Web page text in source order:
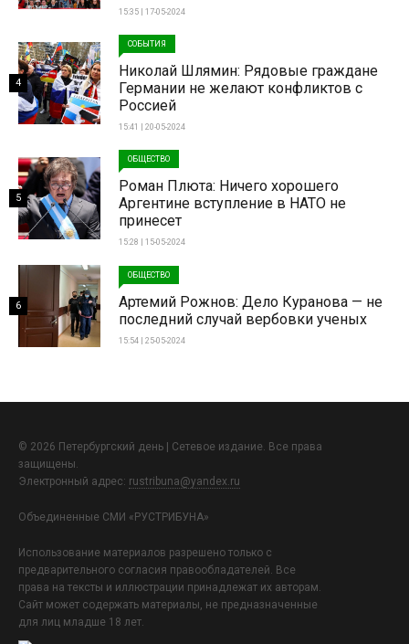
15:35 | 17-05-2024
СОБЫТИЯ
Николай Шлямин: Рядовые граждане
Германии не желают конфликтов с
Россией
15:41 | 20-05-2024
4
ОБЩЕСТВО
Роман Плюта: Ничего хорошего
Аргентине вступление в НАТО не
принесет
15:28 | 15-05-2024
5
ОБЩЕСТВО
Артемий Рожнов: Дело Куранова — не
последний случай вербовки ученых
15:54 | 25-05-2024
6
© 2026 Петербургский день | Сетевое издание. Все права
защищены.
Электронный адрес: rustribuna@yandex.ru
Объединенные СМИ «РУСТРИБУНА»
Использование материалов разрешено только с
предварительного согласия правообладателей. Все
права на тексты и иллюстрации принадлежат их авторам.
Сайт может содержать материалы, не предназначенные
для лиц младше 18 лет.